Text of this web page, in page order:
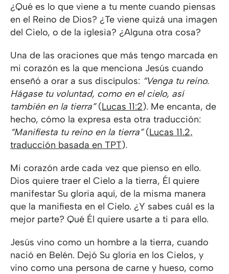
¿Qué es lo que viene a tu mente cuando piensas
en el Reino de Dios? ¿Te viene quizá una imagen
del Cielo, o de la iglesia? ¿Alguna otra cosa?
Una de las oraciones que más tengo marcada en
mi corazón es la que menciona Jesús cuando
enseñó a orar a sus discípulos: “Venga tu reino.
Hágase tu voluntad, como en el cielo, así
también en la tierra”(Lucas 11:2). Me encanta, de
hecho, cómo la expresa esta otra traducción:
“Manifiesta tu reino en la tierra”(Lucas 11.2,
traducción basada en TPT).
Mi corazón arde cada vez que pienso en ello.
Dios quiere traer el Cielo a la tierra, Él quiere
manifestar Su gloria aquí, de la misma manera
que la manifiesta en el Cielo. ¿Y sabes cuál es la
mejor parte? Qué Él quiere usarte a ti para ello.
Jesús vino como un hombre a la tierra, cuando
nació en Belén. Dejó Su gloria en los Cielos, y
vino como una persona de carne y hueso, como